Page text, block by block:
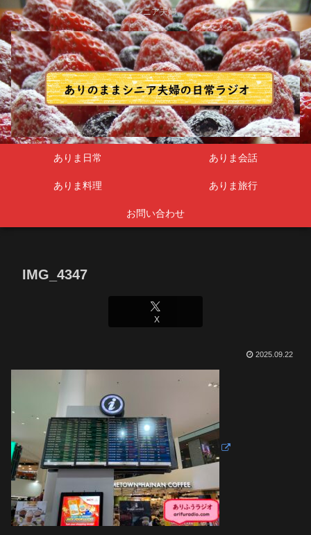
シニア夫婦
ありま日常 ありま会話
ありま料理 ありま旅行
お問い合わせ
IMG_4347
X
2025.09.22